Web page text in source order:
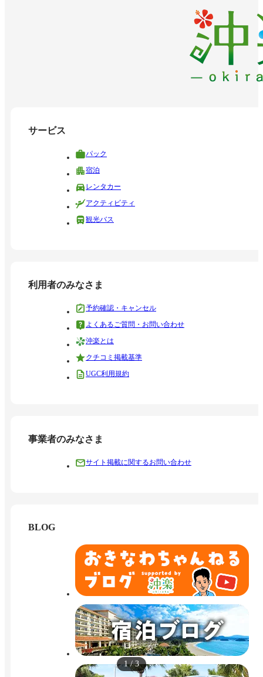
1/3
サービス
パック
宿泊
レンタカー
アクティビティ
観光バス
利用者のみなさま
予約確認・キャンセル
よくあるご質問・お問い合わせ
沖楽とは
クチコミ掲載基準
UGC利用規約
事業者のみなさま
サイト掲載に関するお問い合わせ
BLOG